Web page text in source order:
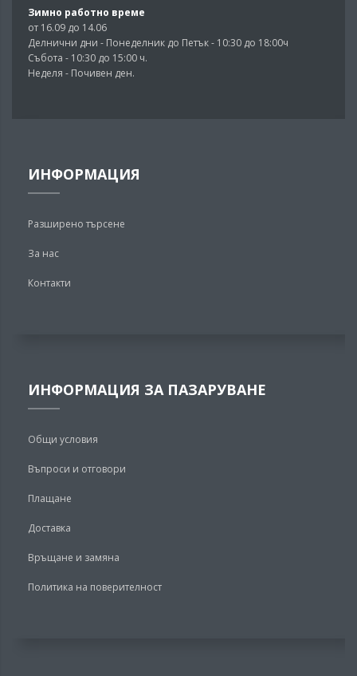
Зимно работно време
от 16.09 до 14.06
Делнични дни - Понеделник до Петък - 10:30 до 18:00ч
Събота - 10:30 до 15:00 ч.
Неделя - Почивен ден.
ИНФОРМАЦИЯ
Разширено търсене
За нас
Контакти
ИНФОРМАЦИЯ ЗА ПАЗАРУВАНЕ
Общи условия
Въпроси и отговори
Плащане
Доставка
Връщане и замяна
Политика на поверителност